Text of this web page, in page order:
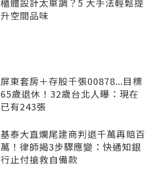
升空間品味
屏東套房＋存股千張00878...目標
65歲退休！32歲台北人曝：現在
已有243張
基泰大直爛尾建商判退千萬再賠百
萬！律師揭3步驟應變：快通知銀
行止付搶救自備款